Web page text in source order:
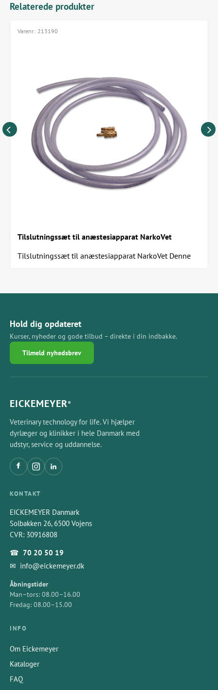
Relaterede produkter
Tilslutningssæt til anæstesiapparat NarkoVet
Tilslutningssæt til anæstesiapparat NarkoVet Denne
Varenr.: 213190
Hold dig opdateret
Kurser, nyheder og gode tilbud – direkte i din indbakke.
Tilmeld nyhedsbrev
EICKEMEYER®
Veterinary technology for life. Vi hjælper
dyrlæger og klinikker i hele Danmark med
udstyr, service og uddannelse.
KONTAKT
EICKEMEYER Danmark
Solbakken 26, 6500 Vojens
CVR: 30916808
☎ 70 20 50 19
✉ info@eickemeyer.dk
Åbningstider
Man–tors: 08.00–16.00
Fredag: 08.00–15.00
INFO
Om Eickemeyer
Kataloger
FAQ